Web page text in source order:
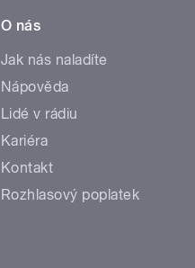
O nás
Jak nás naladíte
Nápověda
Lidé v rádiu
Kariéra
Kontakt
Rozhlasový poplatek